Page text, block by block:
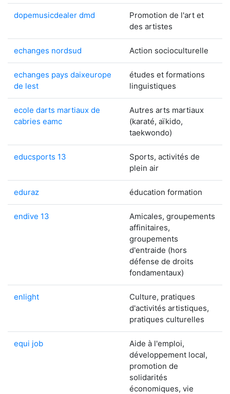
dopemusicdealer dmd
Promotion de l'art et
des artistes
echanges nordsud Action socioculturelle
echanges pays daixeurope
de lest
études et formations
linguistiques
ecole darts martiaux de
cabries eamc
Autres arts martiaux
(karaté, aïkido,
taekwondo)
educsports 13
Sports, activités de
plein air
eduraz éducation formation
endive 13
Amicales, groupements
affinitaires,
groupements
d'entraide (hors
défense de droits
fondamentaux)
enlight
Culture, pratiques
d'activités artistiques,
pratiques culturelles
equi job
Aide à l'emploi,
développement local,
promotion de
solidarités
économiques, vie